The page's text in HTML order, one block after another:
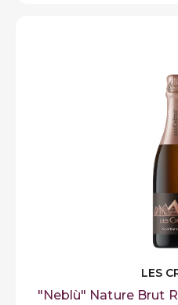
LES
"Neblù" Nature Brut